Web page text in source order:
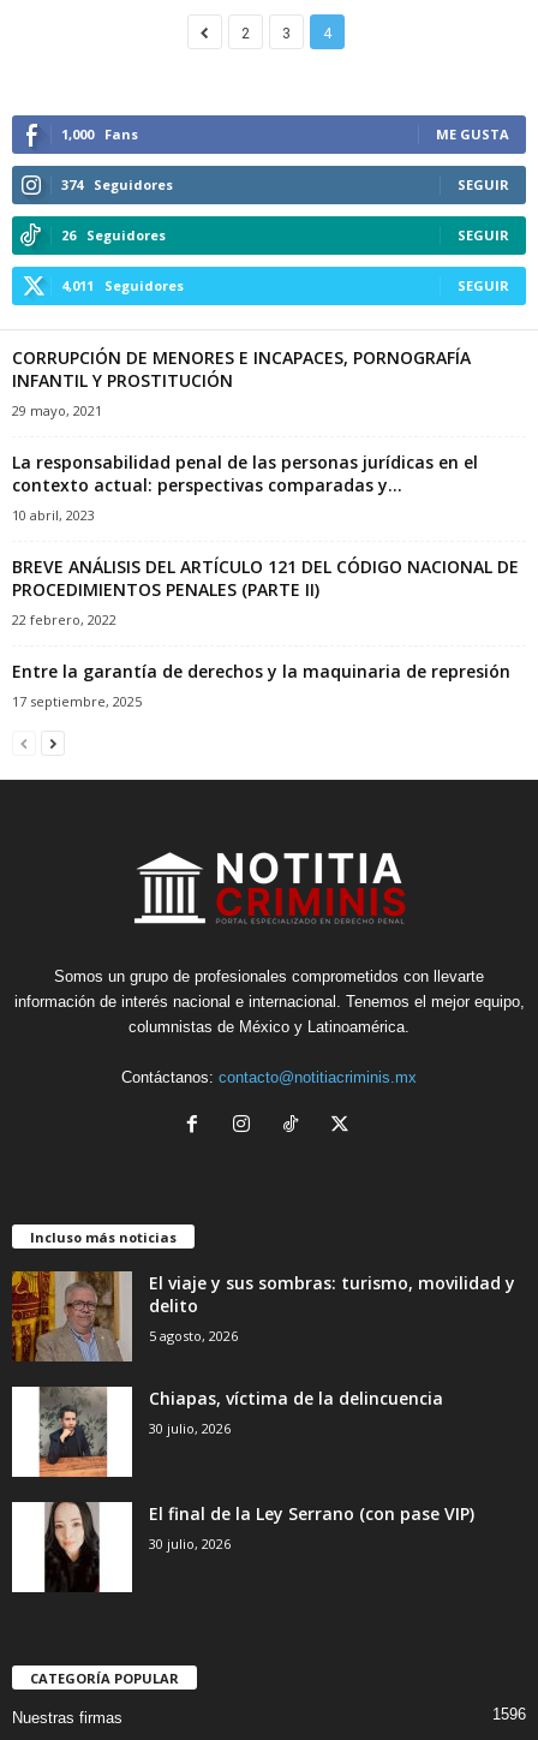
2 3 4
1,000 Fans ME GUSTA
374 Seguidores SEGUIR
26 Seguidores SEGUIR
4,011 Seguidores SEGUIR
CORRUPCIÓN DE MENORES E INCAPACES, PORNOGRAFÍA
INFANTIL Y PROSTITUCIÓN
29 mayo, 2021
La responsabilidad penal de las personas jurídicas en el
contexto actual: perspectivas comparadas y...
10 abril, 2023
BREVE ANÁLISIS DEL ARTÍCULO 121 DEL CÓDIGO NACIONAL DE
PROCEDIMIENTOS PENALES (PARTE II)
22 febrero, 2022
Entre la garantía de derechos y la maquinaria de represión
17 septiembre, 2025
Somos un grupo de profesionales comprometidos con llevarte
información de interés nacional e internacional. Tenemos el mejor equipo,
columnistas de México y Latinoamérica.
Contáctanos: contacto@notitiacriminis.mx
Incluso más noticias
El viaje y sus sombras: turismo, movilidad y
delito
5 agosto, 2026
Chiapas, víctima de la delincuencia
30 julio, 2026
El final de la Ley Serrano (con pase VIP)
30 julio, 2026
CATEGORÍA POPULAR
Nuestras firmas 1596